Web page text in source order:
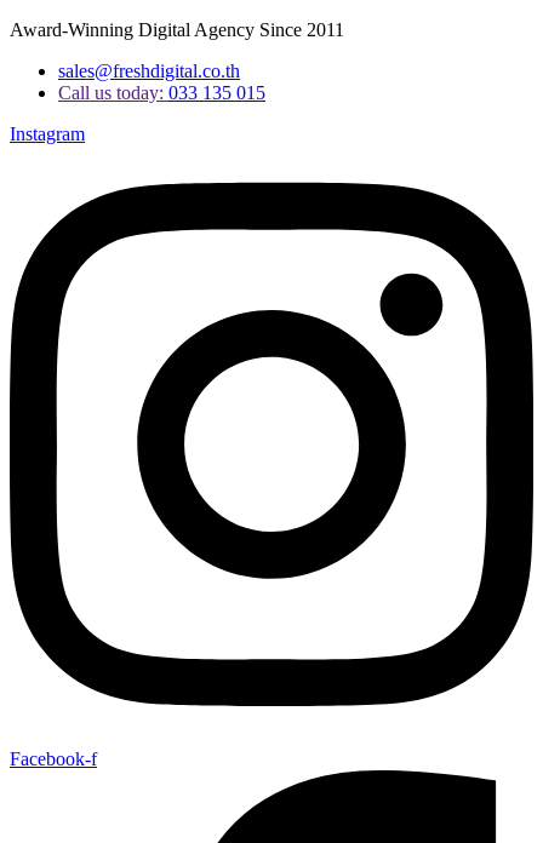
Award-Winning Digital Agency Since 2011
sales@freshdigital.co.th
Call us today: 033 135 015
Instagram
Facebook-f